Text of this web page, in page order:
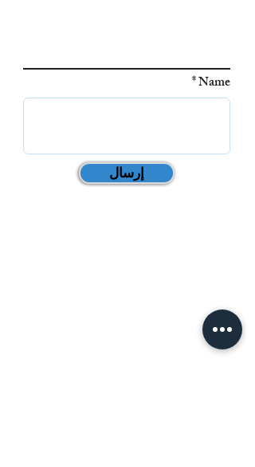
Name
إرسال